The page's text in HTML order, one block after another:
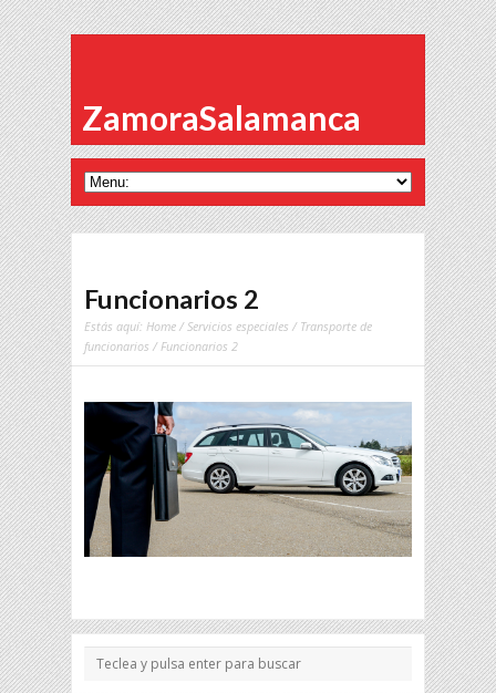
ZamoraSalamanca
Funcionarios 2
Estás aquí: Home /Servicios especiales / Transporte de
funcionarios / Funcionarios 2